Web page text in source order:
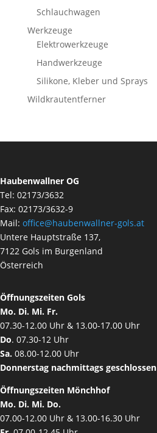
Schlauchwagen
Werkzeuge
Elektrowerkzeuge
Handwerkzeuge
Silikone, Kleber und Sprays
Wildkrautentferner
Haubenwallner OG
Tel: 02173/3632
Fax: 02173/3632-9
Mail: office@haubenwallner-gols.at
Untere Hauptstraße 137,
7122 Gols im Burgenland
Österreich
Öffnungszeiten Gols
Mo. Di. Mi. Fr.
07.30-12.00 Uhr & 13.00-17.00 Uhr
Do. 07.30-12 Uhr
Sa. 08.00-12.00 Uhr
Donnerstag nachmittags geschlossen
Öffnungszeiten Mönchhof
Mo. Di. Mi. Do.
07.00-12.00 Uhr & 13.00-16.30 Uhr